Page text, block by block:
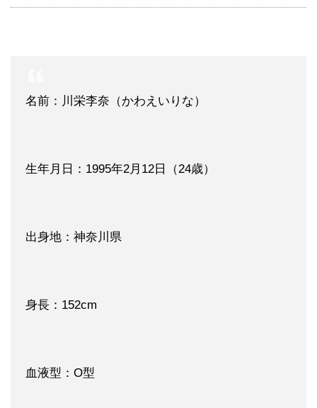
名前：川栄李奈（かわえいりな）
生年月日：1995年2月12日（24歳）
出身地：神奈川県
身長：152cm
血液型：O型